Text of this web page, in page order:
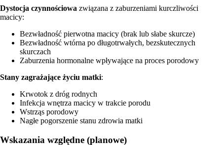
Dystocja czynnościowa związana z zaburzeniami kurczliwości
macicy:
Bezwładność pierwotna macicy (brak lub słabe skurcze)
Bezwładność wtórna po długotrwałych, bezskutecznych
skurczach
Zaburzenia hormonalne wpływające na proces porodowy
Stany zagrażające życiu matki:
Krwotok z dróg rodnych
Infekcja wnętrza macicy w trakcie porodu
Wstrząs porodowy
Nagłe pogorszenie stanu zdrowia matki
Wskazania względne (planowe)